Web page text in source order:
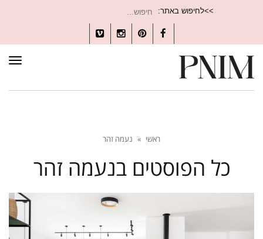
>>לחיפוש באתר:
עבור:
Facebook
Pinterest
Instagram
Vimeo
ראשי » נעמה זהר
כל הפוסטים בנעמה זהר